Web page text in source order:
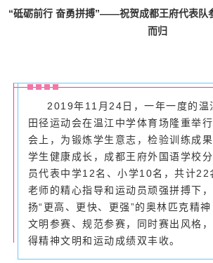
“砥砺前行 奋勇拼搏”——祝贺成都王府代表队
而归
2019年11月24日，一年一度的温
田径运动会在温江中学体育场隆重举
会上，为锻炼学生意志，检验训练成
学生健康成长，成都王府外国语学校
员代表中学12名、小学10名，共计22
老师的精心指导和运动员顽强拼搏下
扬“更高、更快、更强”的奥林匹克精神
文明参赛、规范参赛，同时赛出风格
得精神文明和运动成绩双丰收。